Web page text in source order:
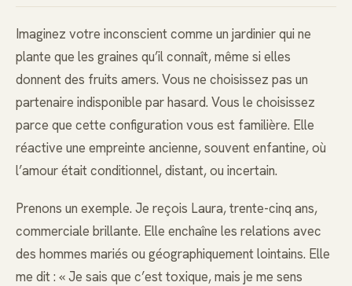
Imaginez votre inconscient comme un jardinier qui ne
plante que les graines qu’il connaît, même si elles
donnent des fruits amers. Vous ne choisissez pas un
partenaire indisponible par hasard. Vous le choisissez
parce que cette configuration vous est familière. Elle
réactive une empreinte ancienne, souvent enfantine, où
l’amour était conditionnel, distant, ou incertain.
Prenons un exemple. Je reçois Laura, trente-cinq ans,
commerciale brillante. Elle enchaîne les relations avec
des hommes mariés ou géographiquement lointains. Elle
me dit : « Je sais que c’est toxique, mais je me sens